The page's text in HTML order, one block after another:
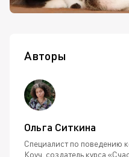
Авторы
Ольга Ситкина
Специалист по поведению
Коуч, создатель курса